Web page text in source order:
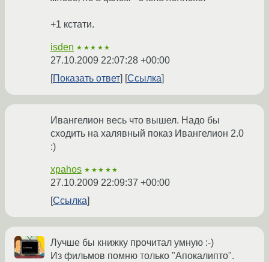
+1 кстати.
isden ★★★★★
27.10.2009 22:07:28 +00:00
Показать ответ
Ссылка
Ивангелион весь что вышел. Надо бы
сходить на халявный показ Ивангелион 2.0
:)
xpahos ★★★★★
27.10.2009 22:09:37 +00:00
Ссылка
Лучше бы книжку прочитал умную :-)
Из фильмов помню только "Апокалипто".